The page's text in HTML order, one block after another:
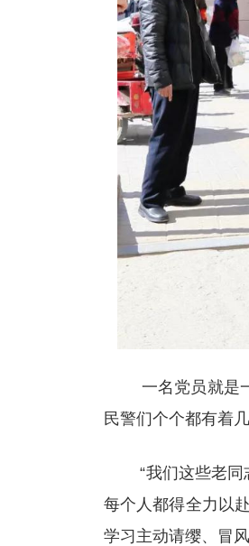
一名党员就是一
民警们个个都有着
“我们这些老同志
每个人都得全力以
学习主动请缨、冒